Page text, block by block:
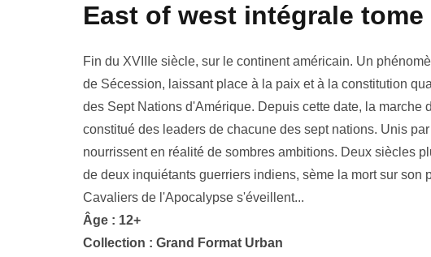
east of west intégrale tome
Fin du XVIIIe siècle, sur le continent américain. Un
de Sécession, laissant place à la paix et à la constitution
des Sept Nations d'Amérique. Depuis cette date, la marche
constitué des leaders de chacune des sept nations. Unis
nourrissent en réalité de sombres ambitions. Deux siècles
de deux inquiétants guerriers indiens, sème la mort sur son
Cavaliers de l'Apocalypse s'éveillent...
Âge : 12+
Collection : Grand Format Urban